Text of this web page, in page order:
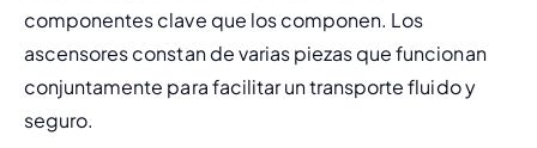
componentes clave que los componen. Los
ascensores constan de varias piezas que funcionan
conjuntamente para facilitar un transporte fluido y
seguro.